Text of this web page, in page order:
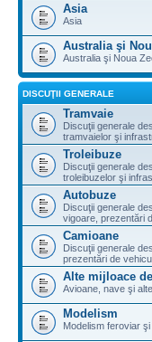
Asia
Asia
Australia şi
Australia şi Noua
DISCUŢII GENERALE
Tramvaie
Discuţii generale
tramvaielor şi
Troleibuze
Discuţii generale
troleibuzelor şi
Autobuze
Discuţii generale
vigoare, prezentări
Camioane
Discuţii generale
prezentări de
Alte mijloace
Avioane, nave şi
Modelism
Modelism feroviar